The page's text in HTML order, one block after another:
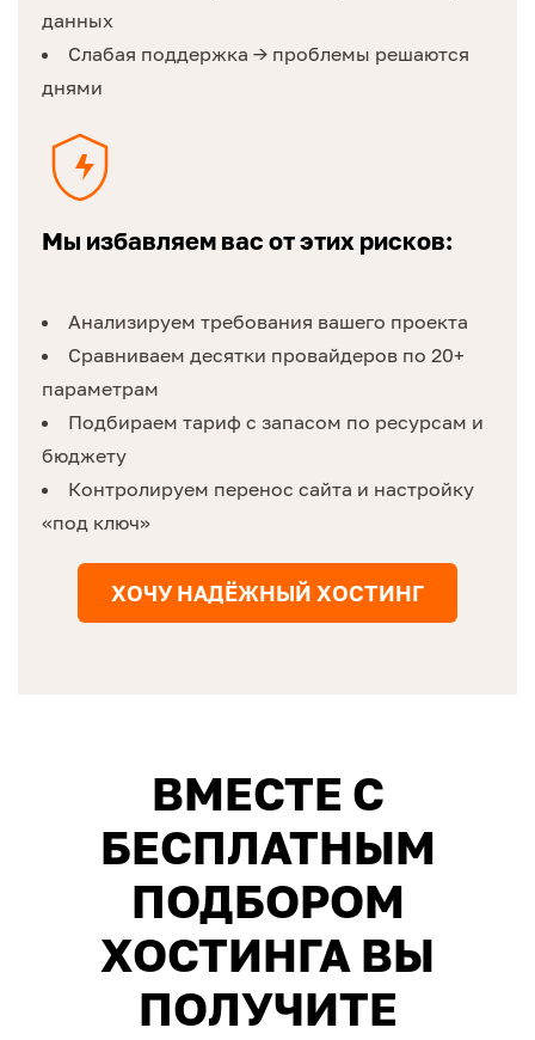
данных
Слабая поддержка → проблемы решаются
днями
Мы избавляем вас от этих рисков:
Анализируем требования вашего проекта
Сравниваем десятки провайдеров по 20+
параметрам
Подбираем тариф с запасом по ресурсам и
бюджету
Контролируем перенос сайта и настройку
«под ключ»
ХОЧУ НАДЁЖНЫЙ ХОСТИНГ
ВМЕСТЕ С
БЕСПЛАТНЫМ
ПОДБОРОМ
ХОСТИНГА ВЫ
ПОЛУЧИТЕ